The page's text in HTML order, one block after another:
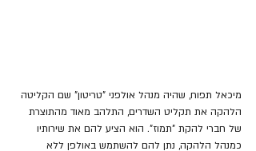
מיכאל תפוח, שהיה מנהל אולפני "טריטון" שם הקליטה
הלהקה את תקליט השדרים, התלהב מאוד מהתוצרת
של חברי להקת "תמוז". הוא הציע להם את שירותיו
כמנהל הלהקה, נתן להם להשתמש באולפן ללא